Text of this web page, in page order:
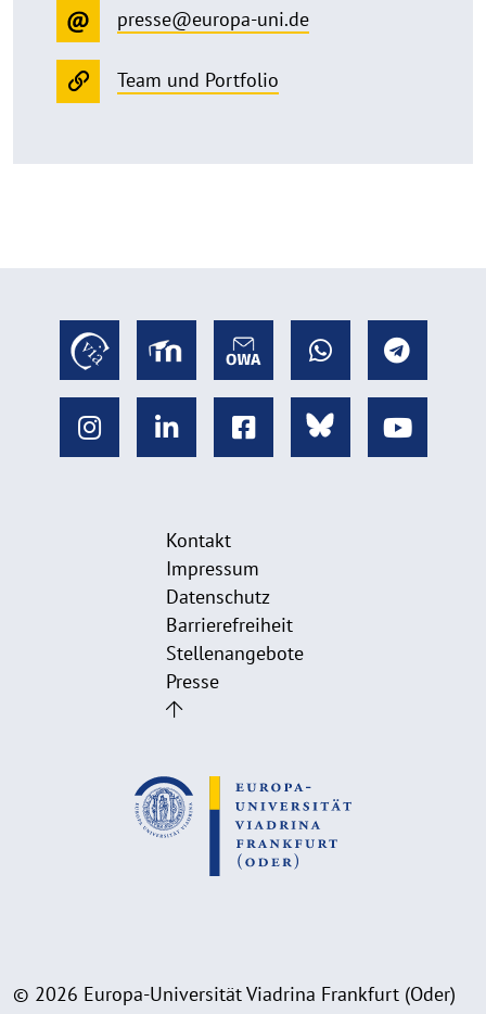
presse@europa-uni.de
Team und Portfolio
Kontakt
Impressum
Datenschutz
Barrierefreiheit
Stellenangebote
Presse
© 2026 Europa-Universität Viadrina Frankfurt (Oder)